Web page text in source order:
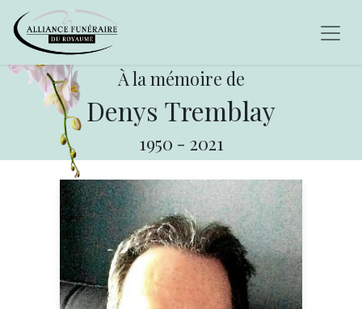
À la mémoire de
Denys Tremblay
1950 - 2021